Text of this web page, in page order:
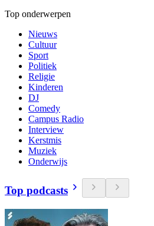
Top onderwerpen
Nieuws
Cultuur
Sport
Politiek
Religie
Kinderen
DJ
Comedy
Campus Radio
Interview
Kerstmis
Muziek
Onderwijs
Top podcasts